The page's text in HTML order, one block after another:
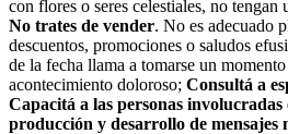
con flores o seres celestiales, no tengan
No trates de vender. No es adecuado
descuentos, promociones o saludos
de la fecha llama a tomarse un
acontecimiento doloroso; Consultá a
Capacitá a las personas involucradas
producción y desarrollo de mensajes